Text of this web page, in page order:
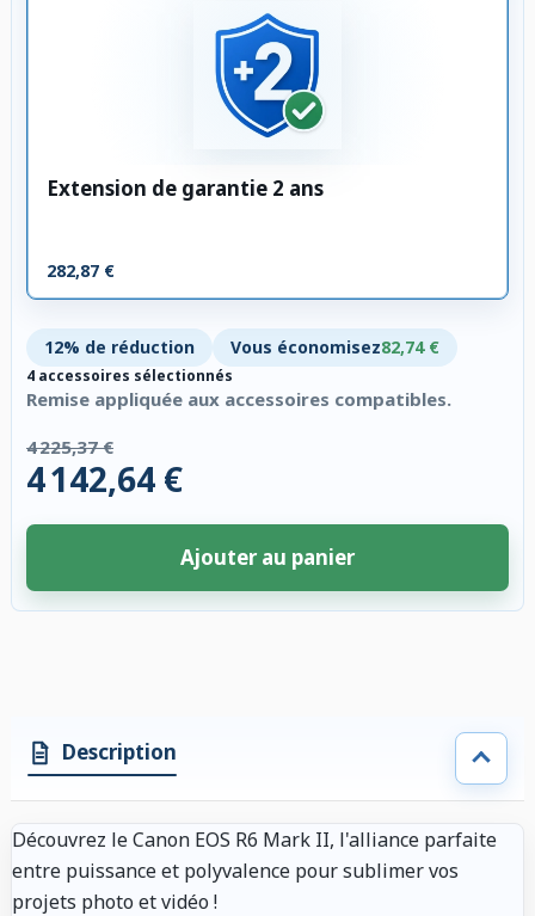
Extension de garantie 2 ans
282,87 €
12% de réduction Vous économisez82,74 €
4 accessoires sélectionnés
Remise appliquée aux accessoires compatibles.
4 225,37 €
4 142,64 €
Ajouter au panier
Description
Découvrez le Canon EOS R6 Mark II, l'alliance parfaite
entre puissance et polyvalence pour sublimer vos
projets photo et vidéo !